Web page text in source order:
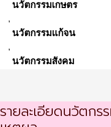
นวัตกรรมเกษตร
,
นวัตกรรมแก้จน
,
นวัตกรรมสังคม
รายละเอียดนวัตกร